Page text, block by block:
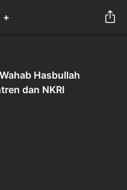
+
Hasbullah
dan NKRI